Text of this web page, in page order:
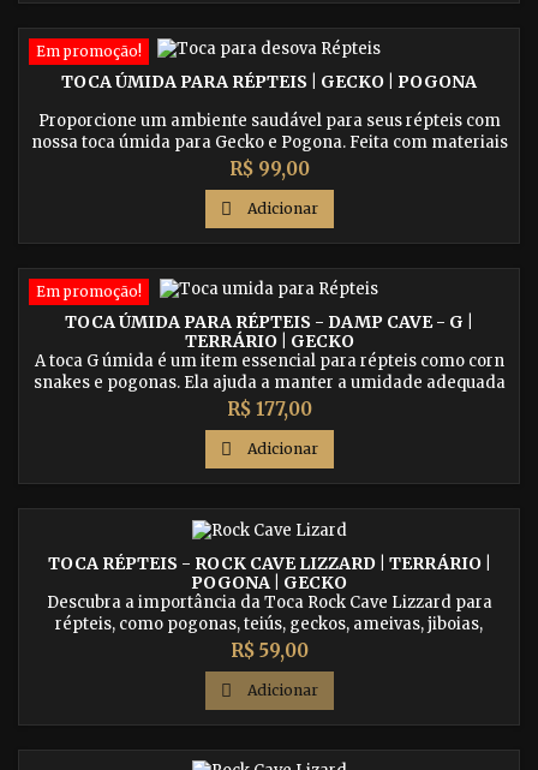
Em promoção!
TOCA ÚMIDA PARA RÉPTEIS | GECKO | POGONA
Proporcione um ambiente saudável para seus répteis com
nossa toca úmida para Gecko e Pogona. Feita com materiais
seguros e duráveis, nossa toca é fácil de limpar e ajuda a
manter os níveis de umidade adequados. Compre agora!
Preço
R$ 99,00
 Adicionar
Em promoção!
TOCA ÚMIDA PARA RÉPTEIS - DAMP CAVE - G |
TERRÁRIO | GECKO
A toca G úmida é um item essencial para répteis como corn
snakes e pogonas. Ela ajuda a manter a umidade adequada
em seu terrário, o que é vital para a saúde e bem-estar dos
seus animais de estimação. Nossa toca G é feita com
materiais de alta qualidade e possui um design atraente e
funcional. Compre agora e dê ao seu pet o ambiente
perfeito para crescer...
Preço
R$ 177,00
 Adicionar
TOCA RÉPTEIS - ROCK CAVE LIZZARD | TERRÁRIO |
POGONA | GECKO
Descubra a importância da Toca Rock Cave Lizzard para
répteis, como pogonas, teiús, geckos, ameivas, jiboias,
iguanas e outros. Encontre uma toca resistente e natural que
proporciona abrigo e segurança para o seu réptil. Aproveite
nossa variedade de opções para criar o ambiente ideal.
Preço
R$ 59,00
 Adicionar